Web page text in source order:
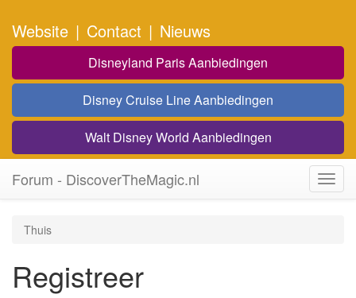
Website | Contact | Nieuws
Disneyland Paris Aanbiedingen
Disney Cruise Line Aanbiedingen
Walt Disney World Aanbiedingen
Forum - DiscoverTheMagic.nl
Thuis
Registreer